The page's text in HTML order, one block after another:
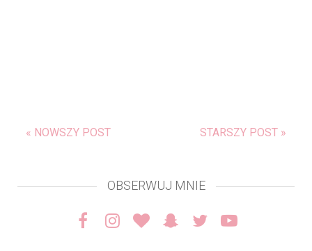
« NOWSZY POST STARSZY POST »
OBSERWUJ MNIE